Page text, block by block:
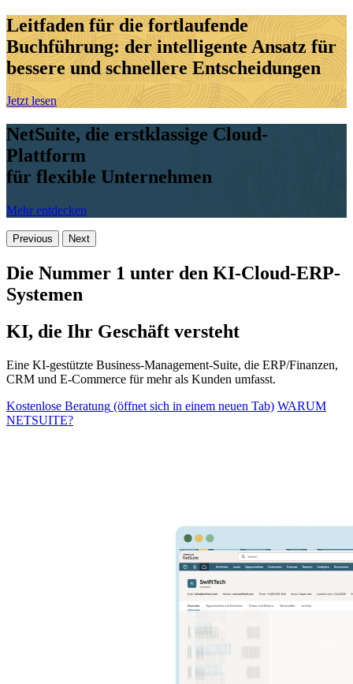
Leitfaden für die fortlaufende
Buchführung: der intelligente Ansatz für
bessere und schnellere Entscheidungen
Jetzt lesen
NetSuite, die erstklassige Cloud-
Plattform
für flexible Unternehmen
Mehr entdecken
Previous Next
Die Nummer 1 unter den KI-Cloud-ERP-
Systemen
KI, die Ihr Geschäft versteht
Eine KI-gestützte Business-Management-Suite, die ERP/Finanzen,
CRM und E-Commerce für mehr als Kunden umfasst.
Kostenlose Beratung (öffnet sich in einem neuen Tab) WARUM
NETSUITE?